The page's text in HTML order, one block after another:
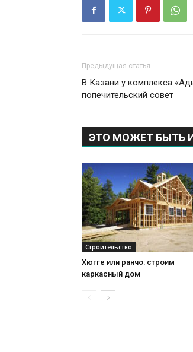
Предыдущая статья
В Казани у комплекса
попечительский совет
ЭТО МОЖЕТ БЫТЬ
Строительство
Хюгге или ранчо: строим
каркасный дом